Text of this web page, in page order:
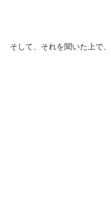
そして、それを聞いた上で、